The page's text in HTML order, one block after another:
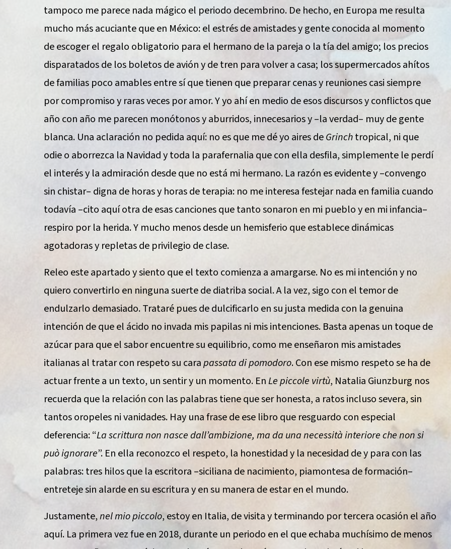
tampoco me parece nada mágico el periodo decembrino. De hecho, en Europa me resulta
mucho más acuciante que en México: el estrés de amistades y gente conocida al momento
de escoger el regalo obligatorio para el hermano de la pareja o la tía del amigo; los precios
disparatados de los boletos de avión y de tren para volver a casa; los supermercados ahítos
de familias poco amables entre sí que tienen que preparar cenas y reuniones casi siempre
por compromiso y raras veces por amor. Y yo ahí en medio de esos discursos y conflictos que
año con año me parecen monótonos y aburridos, innecesarios y –la verdad– muy de gente
blanca. Una aclaración no pedida aquí: no es que me dé yo aires deGrinchtropical, ni que
odie o aborrezca la Navidad y toda la parafernalia que con ella desfila, simplemente le perdí
el interés y la admiración desde que no está mi hermano. La razón es evidente y –convengo
sin chistar– digna de horas y horas de terapia: no me interesa festejar nada en familia cuando
todavía –cito aquí otra de esas canciones que tanto sonaron en mi pueblo y en mi infancia–
respiro por la herida. Y mucho menos desde un hemisferio que establece dinámicas
agotadoras y repletas de privilegio de clase.
Releo este apartado y siento que el texto comienza a amargarse. No es mi intención y no
quiero convertirlo en ninguna suerte de diatriba social. A la vez, sigo con el temor de
endulzarlo demasiado. Trataré pues de dulcificarlo en su justa medida con la genuina
intención de que el ácido no invada mis papilas ni mis intenciones. Basta apenas un toque de
azúcar para que el sabor encuentre su equilibrio, como me enseñaron mis amistades
italianas al tratar con respeto su carapassata di pomodoro. Con ese mismo respeto se ha de
actuar frente a un texto, un sentir y un momento. EnLe piccole virtù, Natalia Giunzburg nos
recuerda que la relación con las palabras tiene que ser honesta, a ratos incluso severa, sin
tantos oropeles ni vanidades. Hay una frase de ese libro que resguardo con especial
deferencia: “La scrittura non nasce dall’ambizione, ma da una necessità interiore che non si
può ignorare”. En ella reconozco el respeto, la honestidad y la necesidad de y para con las
palabras: tres hilos que la escritora –siciliana de nacimiento, piamontesa de formación–
entreteje sin alarde en su escritura y en su manera de estar en el mundo.
Justamente,nel mio piccolo, estoy en Italia, de visita y terminando por tercera ocasión el año
aquí. La primera vez fue en 2018, durante un periodo en el que echaba muchísimo de menos